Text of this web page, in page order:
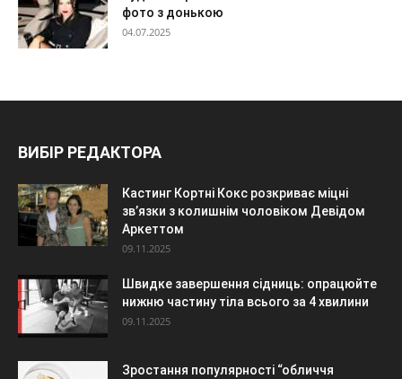
фото з донькою
04.07.2025
ВИБІР РЕДАКТОРА
Кастинг Кортні Кокс розкриває міцні
зв’язки з колишнім чоловіком Девідом
Аркеттом
09.11.2025
Швидке завершення сідниць: опрацюйте
нижню частину тіла всього за 4 хвилини
09.11.2025
Зростання популярності “обличчя